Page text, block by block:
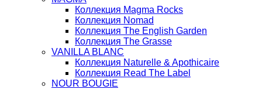
Коллекция Magma Rocks
Коллекция Nomad
Коллекция The English Garden
Коллекция The Grasse
VANILLA BLANC
Коллекция Naturelle & Apothicaire
Коллекция Read The Label
NOUR BOUGIE